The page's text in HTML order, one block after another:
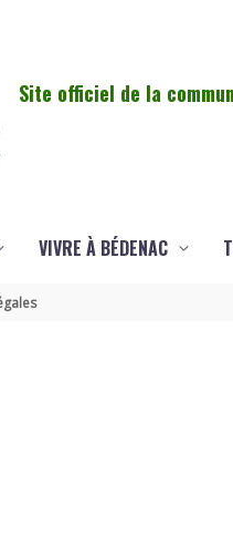
Site officiel de la
VIVRE À BÉDENAC